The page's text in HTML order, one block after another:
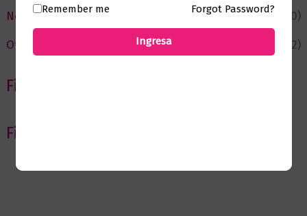
Novedades
(110)
Ofertas
(12)
Filtrar por Autor
Filtrar por editorial
Remember me Forgot Password?
Ingresa